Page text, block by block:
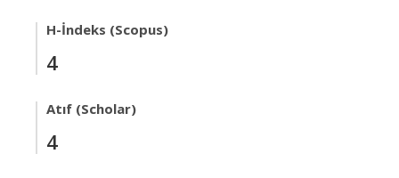
H-İndeks (Scopus)
4
Atıf (Scholar)
4